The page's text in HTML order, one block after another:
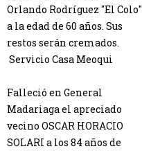
Orlando Rodríguez "El Colo"
a la edad de 60 años. Sus
restos serán cremados.
Servicio Casa Meoqui
Falleció en General
Madariaga el apreciado
vecino OSCAR HORACIO
SOLARI a los 84 años de